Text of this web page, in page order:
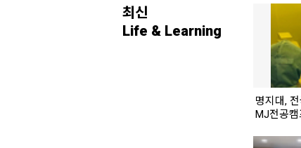
최신
Life & Learning
명지대,
MJ전공캠